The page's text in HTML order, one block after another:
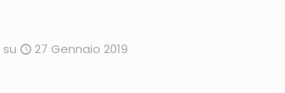
su 27 Gennaio 2019